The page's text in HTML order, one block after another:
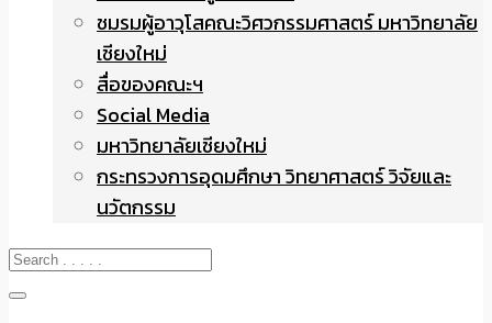
ชมรมผู้อาวุโสคณะวิศวกรรมศาสตร์ มหาวิทยาลัย
เชียงใหม่
สื่อของคณะฯ
Social Media
มหาวิทยาลัยเชียงใหม่
กระทรวงการอุดมศึกษา วิทยาศาสตร์ วิจัยและ
นวัตกรรม